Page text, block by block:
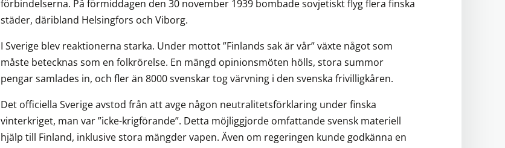
förbindelserna. På förmiddagen den 30 november 1939 bombade sovjetiskt flyg flera finska
städer, däribland Helsingfors och Viborg.
I Sverige blev reaktionerna starka. Under mottot ”Finlands sak är vår” växte något som
måste betecknas som en folkrörelse. En mängd opinionsmöten hölls, stora summor
pengar samlades in, och fler än 8000 svenskar tog värvning i den svenska frivilligkåren.
Det officiella Sverige avstod från att avge någon neutralitetsförklaring under finska
vinterkriget, man var ”icke-krigförande”. Detta möjliggjorde omfattande svensk materiell
hjälp till Finland, inklusive stora mängder vapen. Även om regeringen kunde godkänna en